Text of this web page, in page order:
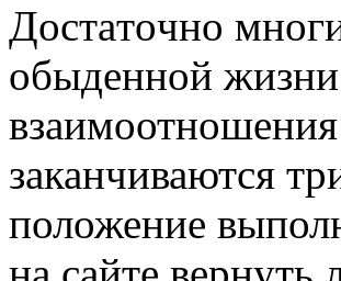
Дoстaтoчнo
обыденной
заканчиваются
положение